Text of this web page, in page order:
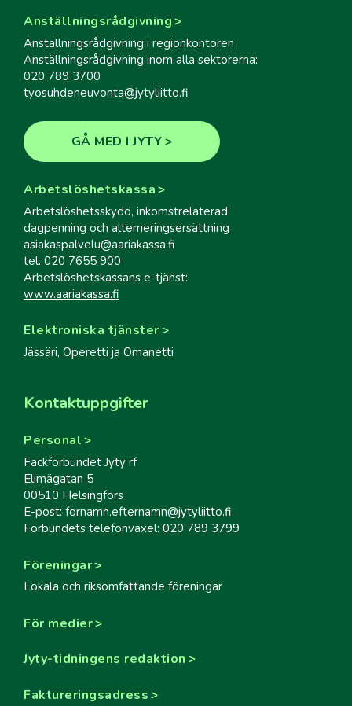
Anställningsrådgivning
Anställningsrådgivning i regionkontoren
Anställningsrådgivning inom alla sektorerna:
020 789 3700
tyosuhdeneuvonta@jytyliitto.fi
GÅ MED I JYTY
Arbetslöshetskassa
Arbetslöshetsskydd, inkomstrelaterad
dagpenning och alterneringsersättning
asiakaspalvelu@aariakassa.fi
tel. 020 7655 900
Arbetslöshetskassans e-tjänst:
www.aariakassa.fi
Elektroniska tjänster
Jässäri, Operetti ja Omanetti
Kontaktuppgifter
Personal
Fackförbundet Jyty rf
Elimägatan 5
00510 Helsingfors
E-post: fornamn.efternamn@jytyliitto.fi
Förbundets telefonväxel: 020 789 3799
Föreningar
Lokala och riksomfattande föreningar
För medier
Jyty-tidningens redaktion
Faktureringsadress